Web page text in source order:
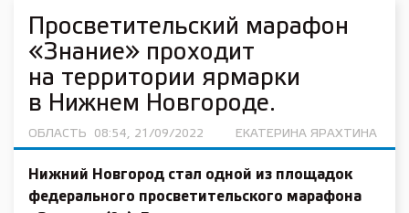
Просветительский марафон
«Знание» проходит
на территории ярмарки
в Нижнем Новгороде.
ОБЛАСТЬ 08:54, 21/09/2022 ЕКАТЕРИНА ЯРАХТИНА
Нижний Новгород стал одной из площадок
федерального просветительского марафона